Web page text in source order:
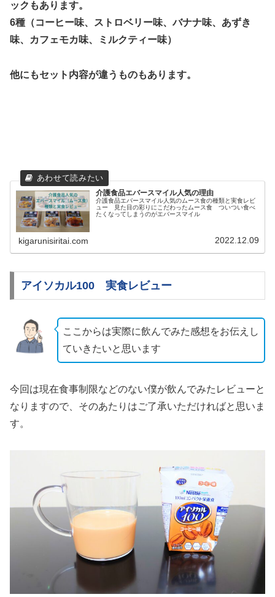
ックもあります。
6種（コーヒー味、ストロベリー味、バナナ味、あずき
味、カフェモカ味、ミルクティー味）
他にもセット内容が違うものもあります。
介護食品エバースマイル人気の理由
介護食品エバースマイル人気のムース食の種類と実食レビ
ュー 見た目の彩りにこだわったムース食 ついつい食べ
たくなってしまうのがエバースマイル
kigarunisiritai.com 2022.12.09
アイソカル100 実食レビュー
ここからは実際に飲んでみた感想をお伝えし
ていきたいと思います
今回は現在食事制限などのない僕が飲んでみたレビューと
なりますので、そのあたりはご了承いただければと思いま
す。